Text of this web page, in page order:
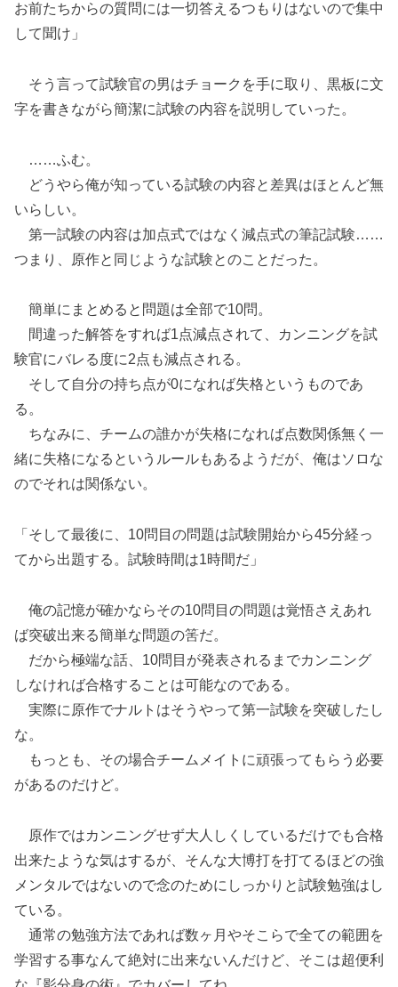
お前たちからの質問には一切答えるつもりはないので集中
して聞け」
そう言って試験官の男はチョークを手に取り、黒板に文
字を書きながら簡潔に試験の内容を説明していった。
……ふむ。
どうやら俺が知っている試験の内容と差異はほとんど無
いらしい。
第一試験の内容は加点式ではなく減点式の筆記試験……
つまり、原作と同じような試験とのことだった。
簡単にまとめると問題は全部で10問。
間違った解答をすれば1点減点されて、カンニングを試
験官にバレる度に2点も減点される。
そして自分の持ち点が0になれば失格というものであ
る。
ちなみに、チームの誰かが失格になれば点数関係無く一
緒に失格になるというルールもあるようだが、俺はソロな
のでそれは関係ない。
「そして最後に、10問目の問題は試験開始から45分経っ
てから出題する。試験時間は1時間だ」
俺の記憶が確かならその10問目の問題は覚悟さえあれ
ば突破出来る簡単な問題の筈だ。
だから極端な話、10問目が発表されるまでカンニング
しなければ合格することは可能なのである。
実際に原作でナルトはそうやって第一試験を突破したし
な。
もっとも、その場合チームメイトに頑張ってもらう必要
があるのだけど。
原作ではカンニングせず大人しくしているだけでも合格
出来たような気はするが、そんな大博打を打てるほどの強
メンタルではないので念のためにしっかりと試験勉強はし
ている。
通常の勉強方法であれば数ヶ月やそこらで全ての範囲を
学習する事なんて絶対に出来ないんだけど、そこは超便利